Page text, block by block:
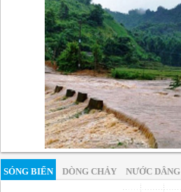
SÓNG BIỂN DÒNG CHẢY NƯỚC DÂNG